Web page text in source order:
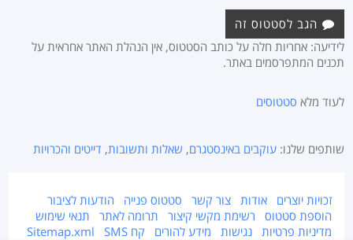
הגב לסטטוס זה
לידיעה: אחריות חלה על כותב הסטטוס, אין הנהלת האתר אחראית על
תכנים המתפרסמים באתר.
לעוד מלא סטטוסים
שותפים שלנו:עוקבים באינסטגרם, שאלות ותשובות, דייטים והכרויות
זכויות יוצרים אודות צור קשר סטטוס פנייה
הודעות לציבור
הוספת סטטוס
רשימת מקשי קיצור תרומה לאתר
תנאי שימוש
מדיניות פרטיות
נגישות מידע להורים קח SMS Sitemap.xml